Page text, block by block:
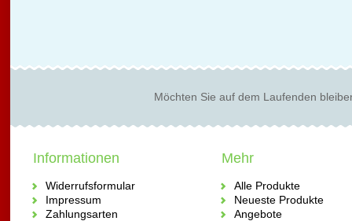
Möchten Sie auf dem Laufenden
Informationen
Widerrufsformular
Impressum
Zahlungsarten
Mehr
Alle Produkte
Neueste Produkte
Angebote